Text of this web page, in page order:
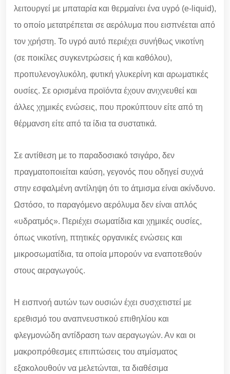
λειτουργεί με μπαταρία και θερμαίνει ένα υγρό (e-liquid),
το οποίο μετατρέπεται σε αερόλυμα που εισπνέεται από
τον χρήστη. Το υγρό αυτό περιέχει συνήθως νικοτίνη
(σε ποικίλες συγκεντρώσεις ή και καθόλου),
προπυλενογλυκόλη, φυτική γλυκερίνη και αρωματικές
ουσίες. Σε ορισμένα προϊόντα έχουν ανιχνευθεί και
άλλες χημικές ενώσεις, που προκύπτουν είτε από τη
θέρμανση είτε από τα ίδια τα συστατικά.
Σε αντίθεση με το παραδοσιακό τσιγάρο, δεν
πραγματοποιείται καύση, γεγονός που οδηγεί συχνά
στην εσφαλμένη αντίληψη ότι το άτμισμα είναι ακίνδυνο.
Ωστόσο, το παραγόμενο αερόλυμα δεν είναι απλός
«υδρατμός». Περιέχει σωματίδια και χημικές ουσίες,
όπως νικοτίνη, πτητικές οργανικές ενώσεις και
μικροσωματίδια, τα οποία μπορούν να εναποτεθούν
στους αεραγωγούς.
Η εισπνοή αυτών των ουσιών έχει συσχετιστεί με
ερεθισμό του αναπνευστικού επιθηλίου και
φλεγμονώδη αντίδραση των αεραγωγών. Αν και οι
μακροπρόθεσμες επιπτώσεις του ατμίσματος
εξακολουθούν να μελετώνται, τα διαθέσιμα